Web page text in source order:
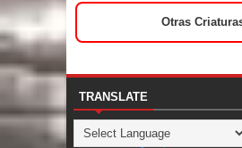
Otras
TRANSLATE